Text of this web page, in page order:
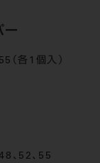
（各1個入）
、52、55